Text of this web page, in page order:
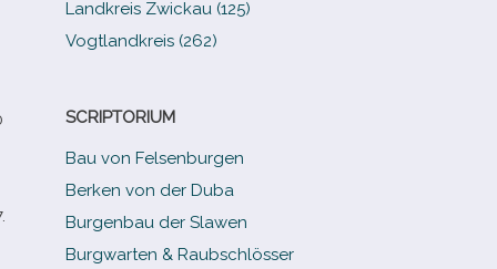
Landkreis Zwickau (125)
Vogtlandkreis (262)
SCRIPTORIUM
Bau von Felsenburgen
Berken von der Duba
Burgenbau der Slawen
Burgwarten & Raubschlösser